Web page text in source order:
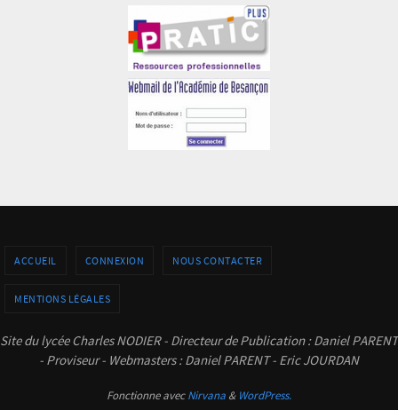
ACCUEIL CONNEXION NOUS CONTACTER
MENTIONS LÉGALES
Site du lycée Charles NODIER - Directeur de Publication : Daniel PARENT
- Proviseur - Webmasters : Daniel PARENT - Eric JOURDAN
Fonctionne avecNirvana & WordPress.